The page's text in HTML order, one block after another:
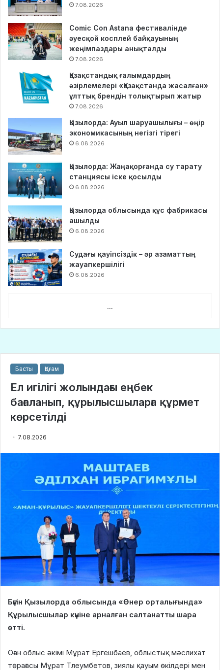
7.08.2026
Comic Con Astana фестивалінде
әуесқой косплей байқауының
жеңімпаздары анықталды
7.08.2026
Қазақстандық ғалымдардың
әзірлемелері «Қазақстанда жасалған»
ұлттық брендін толықтырып жатыр
7.08.2026
Қызылорда: Ауыл шаруашылығы – өңір
экономикасының негізгі тірегі
6.08.2026
Қызылорда: Жаңақорғанда су тарату
станциясы іске қосылды
6.08.2026
Қызылорда облысында құс фабрикасы
ашылды
6.08.2026
Судағы қауіпсіздік – әр азаматтың
жауапкершілігі
6.08.2026
...